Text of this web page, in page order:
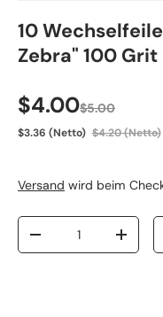
10
Zebra" 100 Grit
Verkaufspreis
$4.00$5.00
$3.36 (Netto) $4.20 (Netto)
Versand wird beim
Menge verringern